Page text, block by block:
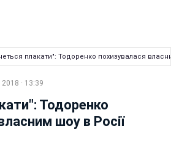
плакати": Тодоренко похизувалася
· 13:39
Тодоренко
шоу в Росії